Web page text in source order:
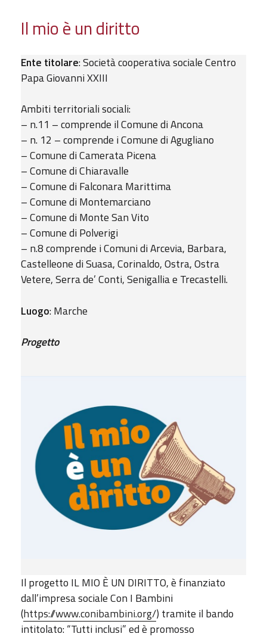
Il mio è un diritto
Ente titolare: Società cooperativa sociale Centro
Papa Giovanni XXIII
Ambiti territoriali sociali:
– n.11 – comprende il Comune di Ancona
– n. 12 – comprende i Comune di Agugliano
– Comune di Camerata Picena
– Comune di Chiaravalle
– Comune di Falconara Marittima
– Comune di Montemarciano
– Comune di Monte San Vito
– Comune di Polverigi
– n.8 comprende i Comuni di Arcevia, Barbara,
Castelleone di Suasa, Corinaldo, Ostra, Ostra
Vetere, Serra de’ Conti, Senigallia e Trecastelli.
Luogo: Marche
Progetto
Il progetto IL MIO È UN DIRITTO, è finanziato
dall’impresa sociale Con I Bambini
(https://www.conibambini.org/) tramite il bando
intitolato: “Tutti inclusi” ed è promosso